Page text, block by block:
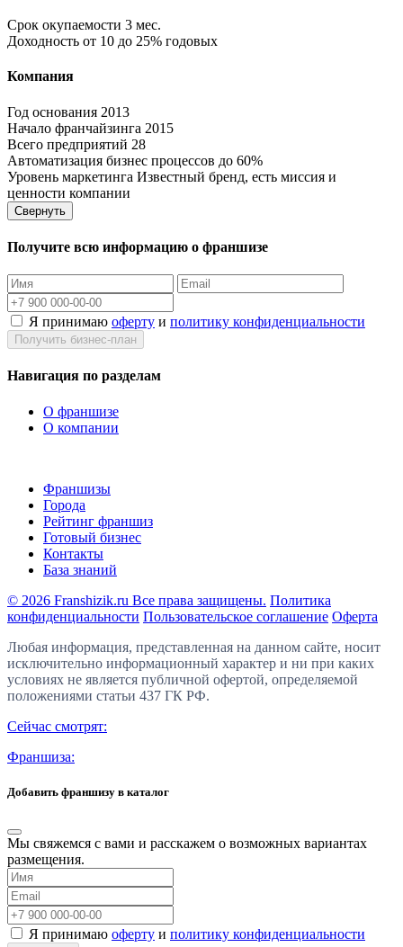
Срок окупаемости 3 мес.
Доходность от 10 до 25% годовых
Компания
Год основания 2013
Начало франчайзинга 2015
Всего предприятий 28
Автоматизация бизнес процессов до 60%
Уровень маркетинга Известный бренд, есть миссия и
ценности компании
Свернуть
Получите всю информацию о франшизе
Я принимаю оферту и политику конфиденциальности
Получить бизнес-план
Навигация по разделам
О франшизе
О компании
Франшизы
Города
Рейтинг франшиз
Готовый бизнес
Контакты
База знаний
© 2026 Franshizik.ru Все права защищены. Политика
конфиденциальности Пользовательское соглашение Оферта
Любая информация, представленная на данном сайте, носит
исключительно информационный характер и ни при каких
условиях не является публичной офертой, определяемой
положениями статьи 437 ГК РФ.
Сейчас смотрят:
Франшиза:
Добавить франшизу в каталог
Мы свяжемся с вами и расскажем о возможных вариантах
размещения.
Я принимаю оферту и политику конфиденциальности